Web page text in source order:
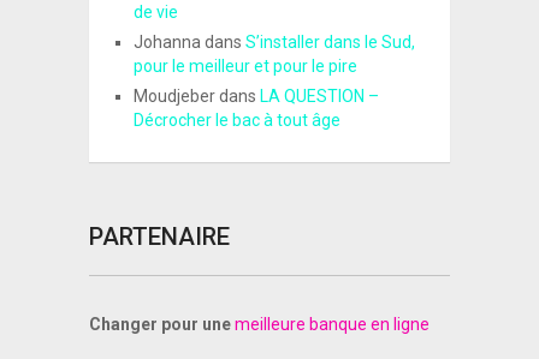
de vie
Johannadans S’installer dans le Sud,
pour le meilleur et pour le pire
Moudjeberdans LA QUESTION –
Décrocher le bac à tout âge
PARTENAIRE
Changer pour unemeilleure banque en ligne